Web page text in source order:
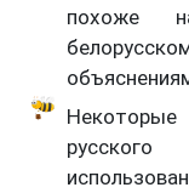
похоже
Некоторые